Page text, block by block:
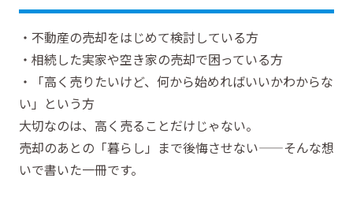
・不動産の売却をはじめて検討している方
・相続した実家や空き家の売却で困っている方
・「高く売りたいけど、何から始めればいいかわからな
い」という方
大切なのは、高く売ることだけじゃない。
売却のあとの「暮らし」まで後悔させない——そんな想
いで書いた一冊です。